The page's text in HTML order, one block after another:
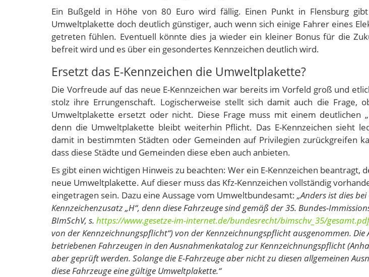
Ein Bußgeld in Höhe von 80 Euro wird fällig. Einen Punkt in Flensburg
Umweltplakette doch deutlich günstiger, auch wenn sich einige Fahrer eines
getreten fühlen. Eventuell könnte dies ja wieder ein kleiner Bonus für die
befreit wird und es über ein gesondertes Kennzeichen deutlich wird.
Ersetzt das E-Kennzeichen die Umweltplakette?
Die Vorfreude auf das neue E-Kennzeichen war bereits im Vorfeld groß und
stolz ihre Errungenschaft. Logischerweise stellt sich damit auch die Frage,
Umweltplakette ersetzt oder nicht. Diese Frage muss mit einem deutlichen
denn die Umweltplakette bleibt weiterhin Pflicht. Das E-Kennzeichen sieht
damit in bestimmten Städten oder Gemeinden auf Privilegien zurückgreifen
dass diese Städte und Gemeinden diese eben auch anbieten.
Es gibt einen wichtigen Hinweis zu beachten: Wer ein E-Kennzeichen beantragt,
neue Umweltplakette. Auf dieser muss das Kfz-Kennzeichen vollständig
eingetragen sein. Dazu eine Aussage vom Umweltbundesamt: „Anders ist dies
Kennzeichenzusatz „H“, denn diese Fahrzeuge sind gemäß der 35. Bundes-
BImSchV, s. https://www.gesetze-im-internet.de/bundesrecht/bimschv_35/gesamt.pdf
von der Kennzeichnungspflicht“) von der Kennzeichnungspflicht ausgenommen. Die
betriebenen Fahrzeugen in den Ausnahmenkatalog zur Kennzeichnungspflicht
aber geprüft werden. Solange die E-Fahrzeuge aber nicht zu diesen allgemeinen
diese Fahrzeuge eine gültige Umweltplakette.“